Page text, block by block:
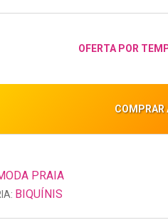
OFERTA POR
COMPRAR
PRAIA
BIQUÍNIS